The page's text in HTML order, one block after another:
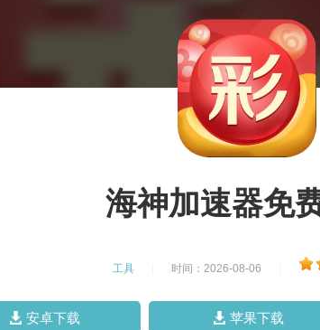
海神加速器免
工具 时间：2026-08-06
安卓下载 苹果下载